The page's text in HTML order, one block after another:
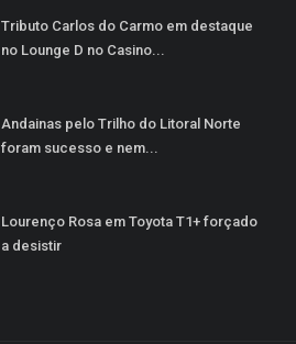
Tributo Carlos do Carmo em destaque
no Lounge D no Casino...
Andainas pelo Trilho do Litoral Norte
foram sucesso e nem...
Lourenço Rosa em Toyota T1+ forçado
a desistir